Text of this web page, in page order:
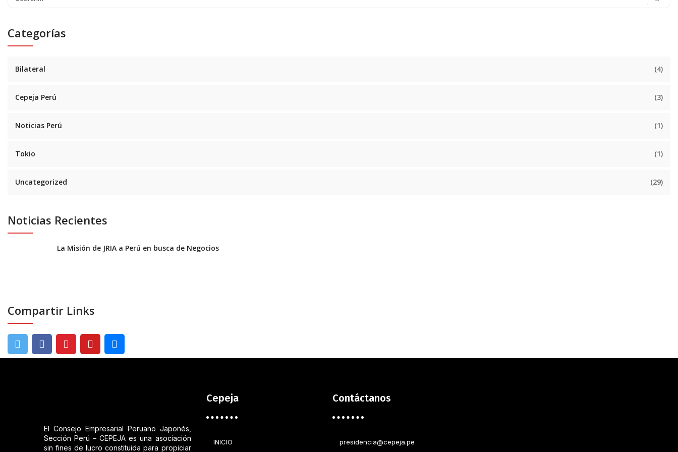
Categorías
Bilateral (4)
Cepeja Perú (3)
Noticias Perú (1)
Tokio (1)
Uncategorized (29)
Noticias Recientes
La Misión de JRIA a Perú en busca de Negocios
Compartir Links
El Consejo Empresarial Peruano Japonés,
Sección Perú – CEPEJA es una asociación
sin fines de lucro constituida para propiciar
Cepeja
INICIO
Contáctanos
presidencia@cepeja.pe